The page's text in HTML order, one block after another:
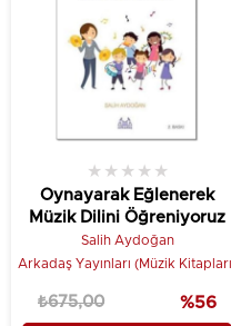
Oynayarak Eğlenerek
Müzik Dilini Öğreniyoruz
★ ★ ★ ★ ★
Salih Aydoğan
Arkadaş Yayınları (Müzik
₺675,00 %56